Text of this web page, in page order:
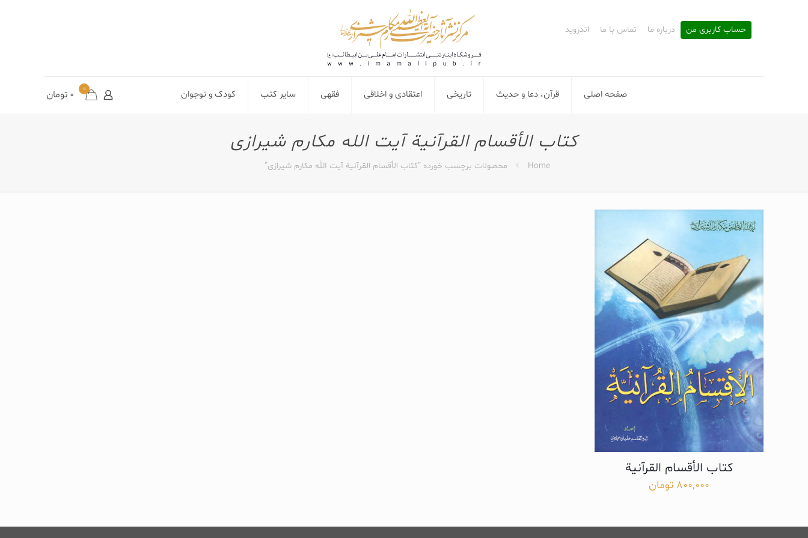
صفحه اصلی قرآن، دعا و حدیث تاریخی اعتقادی و اخلاقی فقهی سایر کتب کودک و نوجوان
حساب کاربری من درباره ما تماس با ما اندروید
0
0 تومان
کتاب الأقسام القرآنیة آیت الله مکارم شیرازی
Home محصولات برچسب خورده “کتاب الأقسام القرآنیة آیت الله مکارم شیرازی”
کتاب الأقسام القرآنیة
800,000 تومان